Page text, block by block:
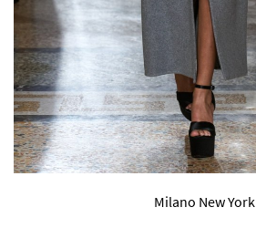
Milano New York